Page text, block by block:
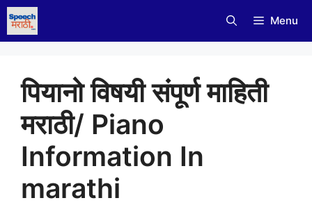
Skip
to
content
Menu
पियानो विषयी संपूर्ण माहिती
मराठी/ Piano
Information In
marathi